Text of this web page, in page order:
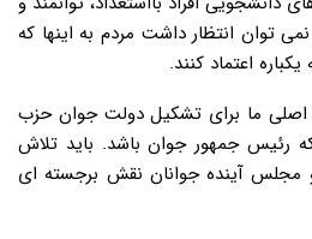
توان انتظار داشت مردم به اینها که
اعتماد کنند.
اصلی ما برای تشکیل دولت جوان حزب
که رئیس جمهور جوان باشد. باید تلاش
مجلس آینده جوانان نقش برجسته ای